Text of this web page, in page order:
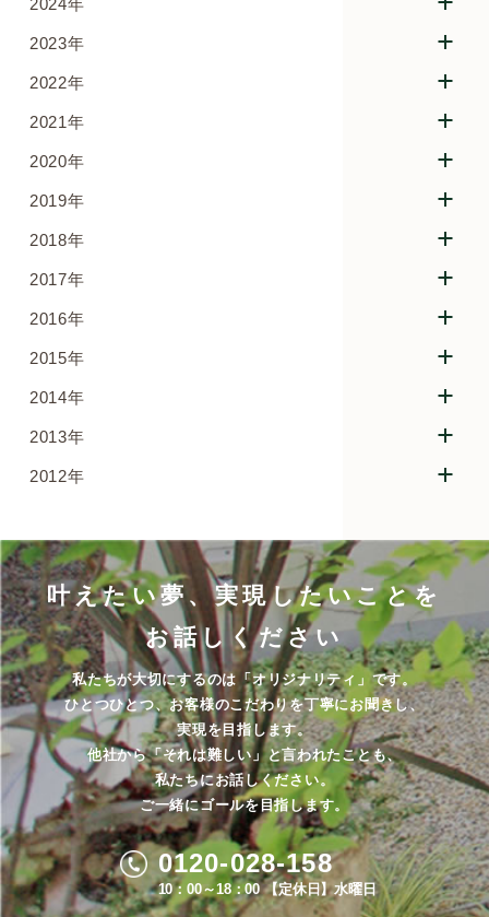
2024年
2023年
2022年
2021年
2020年
2019年
2018年
2017年
2016年
2015年
2014年
2013年
2012年
叶えたい夢、実現したいことを
お話しください
私たちが大切にするのは「オリジナリティ」です。
ひとつひとつ、お客様のこだわりを丁寧にお聞きし、
実現を目指します。
他社から「それは難しい」と言われたことも、
私たちにお話しください。
ご一緒にゴールを目指します。
0120-028-158
10：00～18：00 【定休日】水曜日